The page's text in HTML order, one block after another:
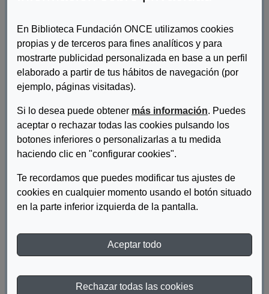
En Biblioteca Fundación ONCE utilizamos cookies
propias y de terceros para fines analíticos y para
mostrarte publicidad personalizada en base a un perfil
elaborado a partir de tus hábitos de navegación (por
ejemplo, páginas visitadas).
Si lo desea puede obtener más información. Puedes
aceptar o rechazar todas las cookies pulsando los
botones inferiores o personalizarlas a tu medida
haciendo clic en "configurar cookies".
Te recordamos que puedes modificar tus ajustes de
cookies en cualquier momento usando el botón situado
en la parte inferior izquierda de la pantalla.
Aceptar todo
Rechazar todas las cookies
Autor/es:Jiménez Fernández, Adolfo
Descripcion:
actual de la preocupación de la Seguridad Social por las
situaciones de invalidez para el trabajo. Se estudia la regulación
de las prestaciones por incapacidad permanente en el actual
Seguridad Social